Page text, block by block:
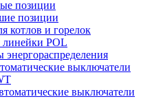
позиции
позиции
котлов и горелок
линейки POL
выключатели
выключатели